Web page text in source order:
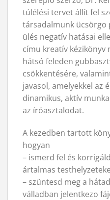
túlélési tervet állít fel
társadalmunk ücsörgo
ülés negatív hatásai
címu kreatív kézikönyv
hátsó feleden
csökkentésére,
javasol, amelyekkel az
dinamikus, aktív
az íróasztalodat.
A kezedben tartott
hogyan
– ismerd fel és
ártalmas
– szüntesd meg a
válladban jelentkezo